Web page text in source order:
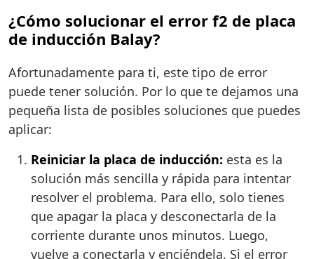
¿Cómo solucionar el error f2 de placa
de inducción Balay?
Afortunadamente para ti, este tipo de error
puede tener solución. Por lo que te dejamos una
pequeña lista de posibles soluciones que puedes
aplicar:
Reiniciar la placa de inducción: esta es la
solución más sencilla y rápida para intentar
resolver el problema. Para ello, solo tienes
que apagar la placa y desconectarla de la
corriente durante unos minutos. Luego,
vuelve a conectarla y enciéndela. Si el error